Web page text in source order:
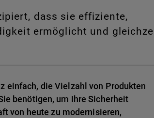
dass sie effiziente,
ermöglicht und
einfach, die Vielzahl von Produkten
benötigen, um Ihre Sicherheit
von heute zu modernisieren,